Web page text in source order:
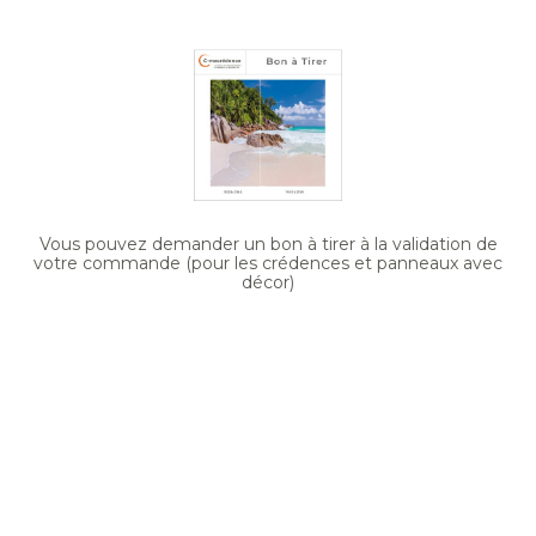
Vous pouvez demander un bon à tirer à la validation de
votre commande (pour les crédences et panneaux avec
décor)